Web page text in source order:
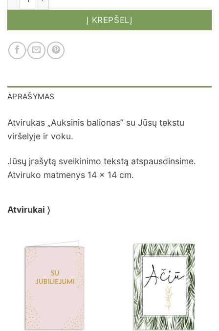
Į KREPŠELĮ
APRAŠYMAS
Atvirukas „Auksinis balionas” su Jūsų tekstu
viršelyje ir voku.
Jūsų įrašytą sveikinimo tekstą atspausdinsime.
Atviruko matmenys 14 x 14 cm.
Atvirukai 〉